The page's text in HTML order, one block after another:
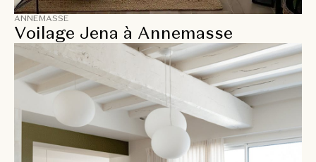
ANNEMASSE
Voilage Jena à Annemasse